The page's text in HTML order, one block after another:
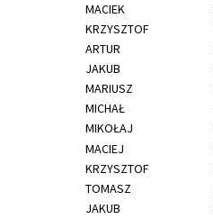
MACIEK
KRZYSZTOF
ARTUR
JAKUB
MARIUSZ
MICHAŁ
MIKOŁAJ
MACIEJ
KRZYSZTOF
TOMASZ
JAKUB